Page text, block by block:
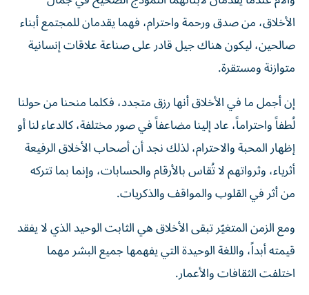
الأخلاق، من صدق ورحمة واحترام، فهما يقدمان للمجتمع أبناء
صالحين، ليكون هناك جيل قادر على صناعة علاقات إنسانية
متوازنة ومستقرة.
إن أجمل ما في الأخلاق أنها رزق متجدد، فكلما منحنا من حولنا
لُطفاً واحتراماً، عاد إلينا مضاعفاً في صور مختلفة، كالدعاء لنا أو
إظهار المحبة والاحترام، لذلك نجد أن أصحاب الأخلاق الرفيعة
أثرياء، وثرواتهم لا تُقاس بالأرقام والحسابات، وإنما بما تتركه
من أثر في القلوب والمواقف والذكريات.
ومع الزمن المتغيّر تبقى الأخلاق هي الثابت الوحيد الذي لا يفقد
قيمته أبداً، واللغة الوحيدة التي يفهمها جميع البشر مهما
اختلفت الثقافات والأعمار.